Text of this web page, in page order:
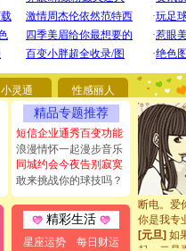
小灵通 性感丽人
精品专题推荐
短信企业通秀百变功能
浪漫情怀一起漫步音乐
同城约会今夜告别寂寞
敢来挑战你的球技吗？
精彩生活
星座运势
每日财运
[圣诞节]
你太多，
要平安
[圣诞节]
能正大光
都要快乐
[圣诞节]
如意,快
[元旦]看
断电。爱
你是我专
[元旦]如
起；二是